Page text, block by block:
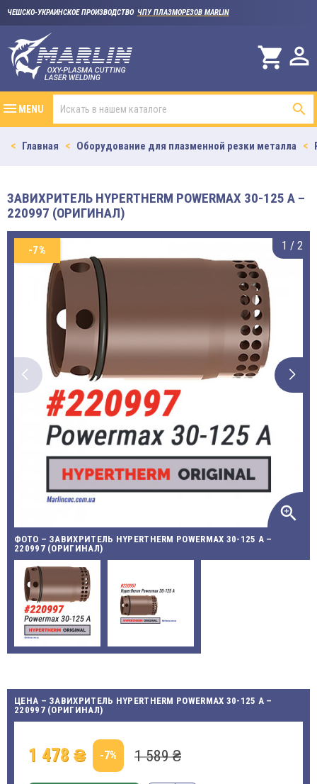
ЧЕШСКО-УКРАИНСКОЕ ПРОИЗВОДСТВО ЧПУ ПЛАЗМОРЕЗОВ MARLIN

shopping_cart
MENU 
Главная Оборудование для плазменной резки металла
ЗАВИХРИТЕЛЬ HYPERTHERM POWERMAX 30-125 A –
220997 (ОРИГИНАЛ)
-7%
zoom_in
ФОТО – ЗАВИХРИТЕЛЬ HYPERTHERM POWERMAX 30-125 A –
220997 (ОРИГИНАЛ)
1 / 2
ЦЕНА – ЗАВИХРИТЕЛЬ HYPERTHERM POWERMAX 30-125 A –
220997 (ОРИГИНАЛ)
1 478 ₴ -7% 1 589 ₴